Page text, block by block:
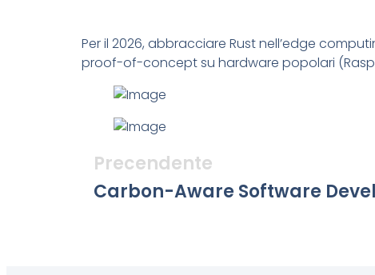
Per il 2026, abbracciare Rust nell’edge
proof-of-concept su hardware popolari
Precendente